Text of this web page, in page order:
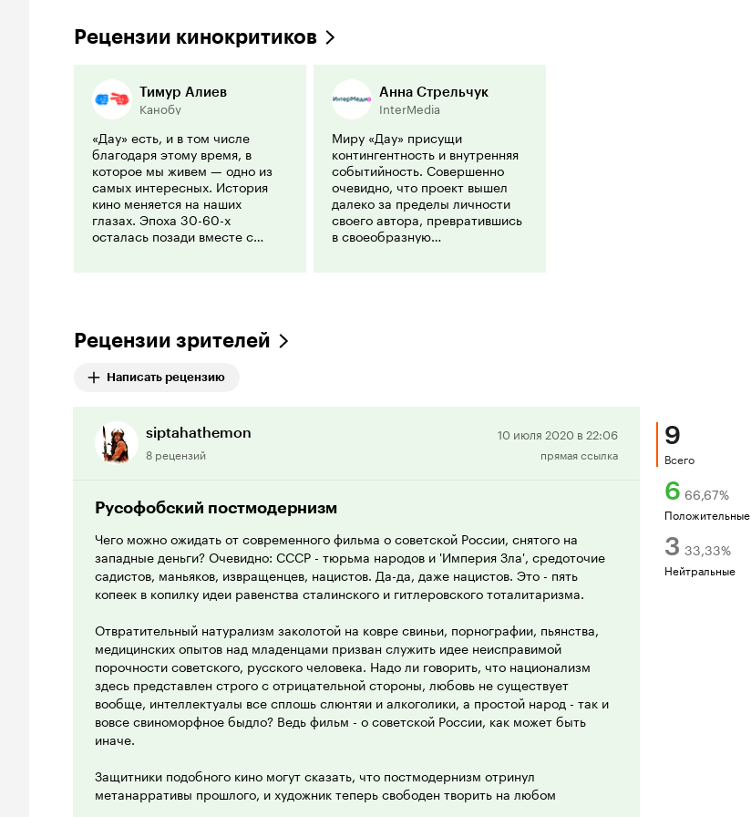
Рецензии кинокритиков
Тимур Алиев
Канобу
«Дау» есть, и в том числе
благодаря этому время, в
которое мы живем — одно из
самых интересных. История
кино меняется на наших
глазах. Эпоха 30-60-х
осталась позади вместе с
Анна Стрельчук
InterMedia
Миру «Дау» присущи
контингентность и внутренняя
событийность. Совершенно
очевидно, что проект вышел
далеко за пределы личности
своего автора, превратившись
в своеобразную
Рецензии зрителей
Написать рецензию
siptahathemon
8 рецензий
Положительная
рецензия
10 июля 2020 в 22:06
прямая ссылка
Русофобский постмодернизм
Чего можно ожидать от современного фильма о советской России, снятого на
западные деньги? Очевидно: СССР - тюрьма народов и 'Империя Зла', средоточие
садистов, маньяков, извращенцев, нацистов. Да-да, даже нацистов. Это - пять
копеек в копилку идеи равенства сталинского и гитлеровского тоталитаризма.
Отвратительный натурализм заколотой на ковре свиньи, порнографии, пьянства,
медицинских опытов над младенцами призван служить идее неисправимой
порочности советского, русского человека. Надо ли говорить, что национализм
здесь представлен строго с отрицательной стороны, любовь не существует
вообще, интеллектуалы все сплошь слюнтяи и алкоголики, а простой народ - так и
вовсе свиноморфное быдло? Ведь фильм - о советской России, как может быть
иначе.
Защитники подобного кино могут сказать, что постмодернизм отринул
метанарративы прошлого, и художник теперь свободен творить на любом
9
Всего
6 66,67%
Положительные
3 33,33%
Нейтральные